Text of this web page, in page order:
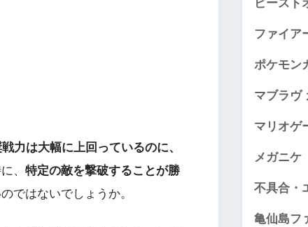
戦力は大幅に上回っているのに、
、 特定の敵を撃破することが勝
ではないでしょうか。
ビースト
ファイア
ポケモン
マブラヴ
マリオゲ
メガニケ
不具合・
亀仙島フ